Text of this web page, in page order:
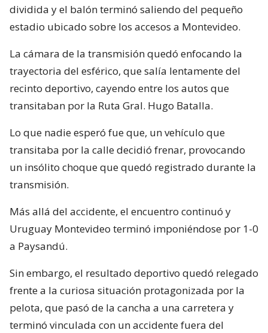
dividida y el balón terminó saliendo del pequeño
estadio ubicado sobre los accesos a Montevideo.
La cámara de la transmisión quedó enfocando la
trayectoria del esférico, que salía lentamente del
recinto deportivo, cayendo entre los autos que
transitaban por la Ruta Gral. Hugo Batalla.
Lo que nadie esperó fue que, un vehículo que
transitaba por la calle decidió frenar, provocando
un insólito choque que quedó registrado durante la
transmisión.
Más allá del accidente, el encuentro continuó y
Uruguay Montevideo terminó imponiéndose por 1-0
a Paysandú.
Sin embargo, el resultado deportivo quedó relegado
frente a la curiosa situación protagonizada por la
pelota, que pasó de la cancha a una carretera y
terminó vinculada con un accidente fuera del